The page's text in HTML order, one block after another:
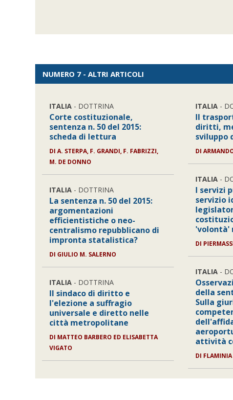
NUMERO 7 - ALTRI ARTICOLI
ITALIA - DOTTRINA
Corte costituzionale,
sentenza n. 50 del 2015:
scheda di lettura
DIA. STERPA, F. GRANDI, F. FABRIZZI,
M. DE DONNO
ITALIA - DOTTRINA
La sentenza n. 50 del 2015:
argomentazioni
efficientistiche o neo-
centralismo repubblicano di
impronta statalistica?
DI GIULIO M. SALERNO
ITALIA - DOTTRINA
Il sindaco di diritto e
l'elezione a suffragio
universale e diretto nelle
città metropolitane
DI MATTEO BARBERO ED ELISABETTA
VIGATO
ITALIA -
Il
diritti,
sviluppo
DI
ITALIA -
I servizi
servizio
'volontà'
DI
ITALIA -
della
Sulla
attività
DI FLAMINIA